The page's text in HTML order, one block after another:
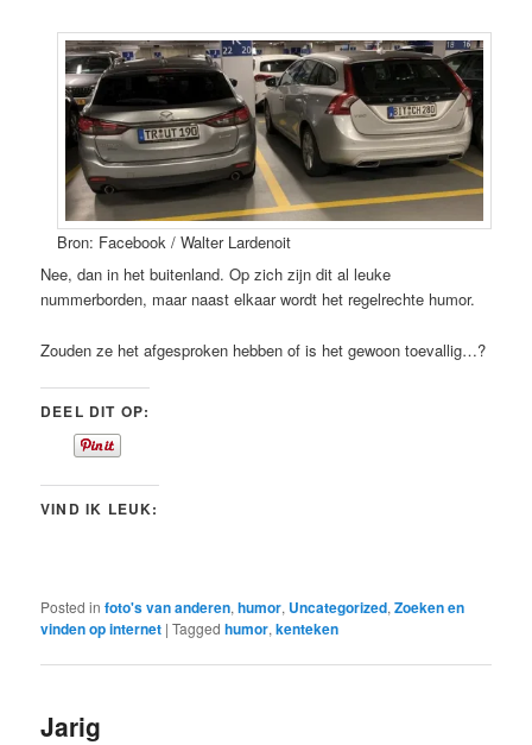
Bron: Facebook / Walter Lardenoit
Nee, dan in het buitenland. Op zich zijn dit al leuke
nummerborden, maar naast elkaar wordt het regelrechte humor.
Zouden ze het afgesproken hebben of is het gewoon toevallig…?
DEEL DIT OP:
VIND IK LEUK:
Posted in foto's van anderen,humor, Uncategorized,Zoeken en
vinden op internet |Tagged humor,kenteken
Jarig